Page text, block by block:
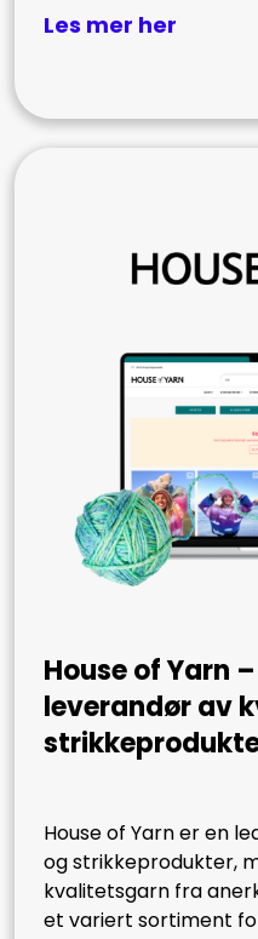
House of Yarn
leverandør av
House of Yarn er en
og strikkeprodukter,
kvalitetsgarn fra
et variert sortiment
Les mer her